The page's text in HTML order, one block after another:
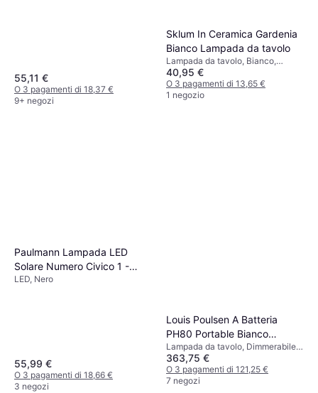
55,11 €
O 3 pagamenti di 18,37 €
9+ negozi
Sklum In Ceramica Gardenia
Bianco Lampada da tavolo
Lampada da tavolo, Bianco,
Ceramica, Attacco Lampada: E27
40,95 €
O 3 pagamenti di 13,65 €
1 negozio
Paulmann Lampada LED
Solare Numero Civico 1 -
Nero (79842
LED, Nero
55,99 €
O 3 pagamenti di 18,66 €
3 negozi
Louis Poulsen A Batteria
PH80 Portable Bianco
Opalino Lampada da tavolo
Lampada da tavolo, Dimmerabile,
Bianco, Plastica, Alluminio, Vetro,
Classe IP: IP44
363,75 €
O 3 pagamenti di 121,25 €
7 negozi